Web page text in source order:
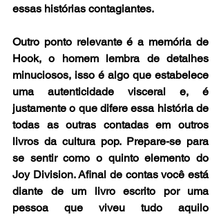
essas histórias contagiantes.
Outro ponto relevante é a memória de
Hook, o homem lembra de detalhes
minuciosos, isso é algo que estabelece
uma autenticidade visceral e, é
justamente o que difere essa história de
todas as outras contadas em outros
livros da cultura pop. Prepare-se para
se sentir como o quinto elemento do
Joy Division. Afinal de contas você está
diante de um livro escrito por uma
pessoa que viveu tudo aquilo